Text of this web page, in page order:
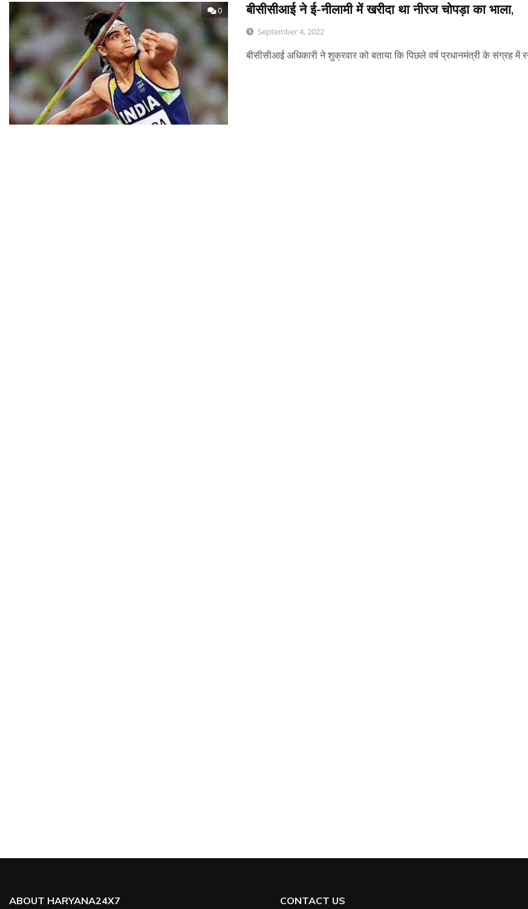
0 बीसीसीआई ने ई-नीलामी में खरीदा था नीरज चोपड़ा का भाला,
September 4, 2022
बीसीसीआई अधिकारी ने शुक्रवार को बताया कि पिछले वर्ष प्रधानमंत्री के संग्रह में
ABOUT HARYANA24X7 CONTACT US